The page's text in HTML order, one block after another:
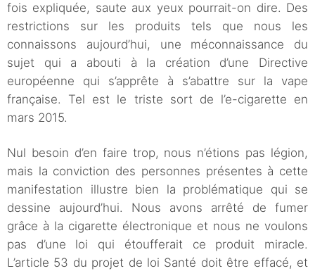
fois expliquée, saute aux yeux pourrait-on dire. Des
restrictions sur les produits tels que nous les
connaissons aujourd’hui, une méconnaissance du
sujet qui a abouti à la création d’une Directive
européenne qui s’apprête à s’abattre sur la vape
française. Tel est le triste sort de l’e-cigarette en
mars 2015.
Nul besoin d’en faire trop, nous n’étions pas légion,
mais la conviction des personnes présentes à cette
manifestation illustre bien la problématique qui se
dessine aujourd’hui. Nous avons arrêté de fumer
grâce à la cigarette électronique et nous ne voulons
pas d’une loi qui étoufferait ce produit miracle.
L’article 53 du projet de loi Santé doit être effacé, et